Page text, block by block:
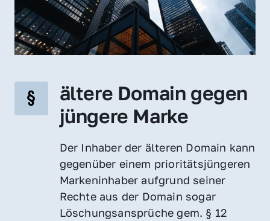
ältere Domain gegen
jüngere Marke
Der Inhaber der älteren Domain kann
gegenüber einem prioritätsjüngeren
Markeninhaber aufgrund seiner
Rechte aus der Domain sogar
Löschungsansprüche gem. § 12